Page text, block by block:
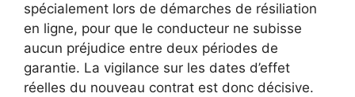
spécialement lors de démarches de résiliation
en ligne, pour que le conducteur ne subisse
aucun préjudice entre deux périodes de
garantie. La vigilance sur les dates d’effet
réelles du nouveau contrat est donc décisive.